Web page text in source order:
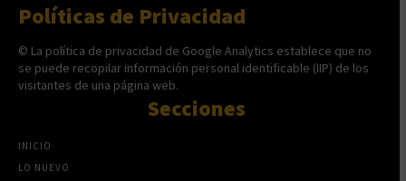
Políticas de Privacidad
© La política de privacidad de Google Analytics establece que no
se puede recopilar información personal identificable (IIP) de los
visitantes de una página web.
Secciones
INICIO
LO NUEVO